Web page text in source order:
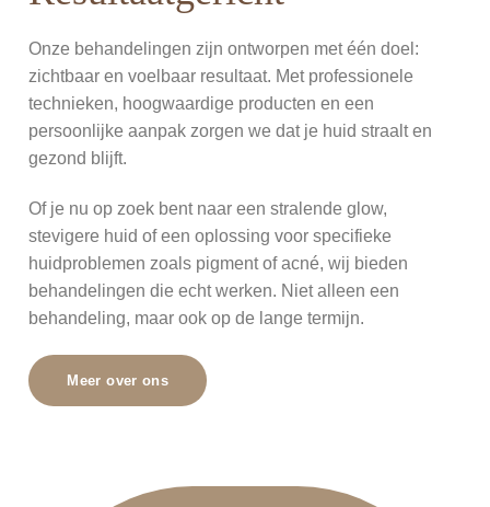
Onze behandelingen zijn ontworpen met één doel:
zichtbaar en voelbaar resultaat. Met professionele
technieken, hoogwaardige producten en een
persoonlijke aanpak zorgen we dat je huid straalt en
gezond blijft.
Of je nu op zoek bent naar een stralende glow,
stevigere huid of een oplossing voor specifieke
huidproblemen zoals pigment of acné, wij bieden
behandelingen die echt werken. Niet alleen een
behandeling, maar ook op de lange termijn.
Meer over ons